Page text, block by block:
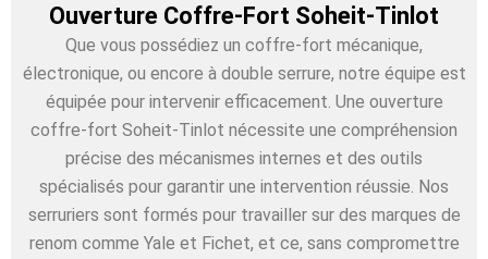
Ouverture Coffre-Fort Soheit-Tinlot
Que vous possédiez un coffre-fort mécanique,
électronique, ou encore à double serrure, notre équipe est
équipée pour intervenir efficacement. Une ouverture
coffre-fort Soheit-Tinlot nécessite une compréhension
précise des mécanismes internes et des outils
spécialisés pour garantir une intervention réussie. Nos
serruriers sont formés pour travailler sur des marques de
renom comme Yale et Fichet, et ce, sans compromettre